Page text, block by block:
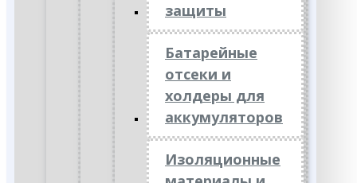
защиты
Батарейные
отсеки и
холдеры для
аккумуляторов
Изоляционные